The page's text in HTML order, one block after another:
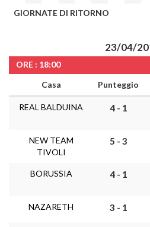
GIORNATE DI RITORNO
23/04/
ORE : 18:00
Casa
Punteggio
REAL BALDUINA 4 - 1
NEW TEAM
TIVOLI
5 - 3
BORUSSIA 4 - 1
NAZARETH 3 - 1